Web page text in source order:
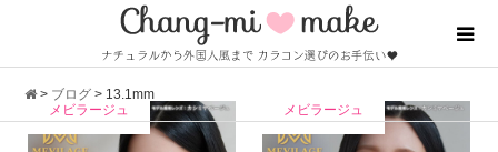
> ブログ > 13.1mm
メビラージュ
メビラージュ